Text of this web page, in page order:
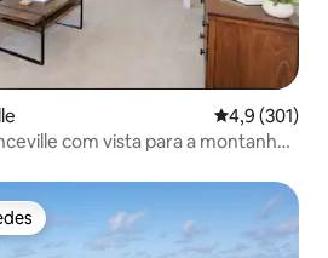
4,9 de uma
4,9 (301)
com vista para a montanha,
dos hóspedes